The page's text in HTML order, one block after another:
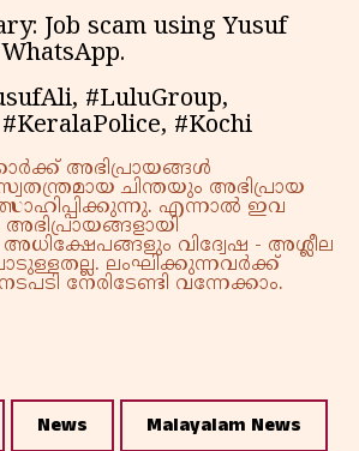
Job scam using Yusuf
#LuluGroup,
#Kochi
അഭിപ്രായങ്ങൾ
ചിന്തയും അഭിപ്രായ
എന്നാൽ ഇവ
വിദ്വേഷ - അശ്ലീല
ലംഘിക്കുന്നവർക്ക്
നേരിടേണ്ടി വന്നേക്കാം.
News Malayalam News